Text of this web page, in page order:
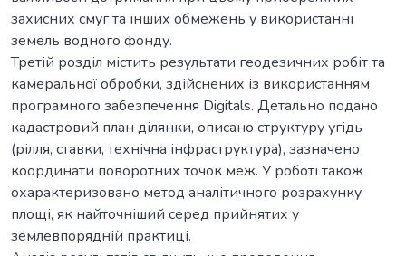
захисних смуг та інших обмежень у використанні
земель водного фонду.
Третій розділ містить результати геодезичних робіт та
камеральної обробки, здійснених із використанням
програмного забезпечення Digitals. Детально подано
кадастровий план ділянки, описано структуру угідь
(рілля, ставки, технічна інфраструктура), зазначено
координати поворотних точок меж. У роботі також
охарактеризовано метод аналітичного розрахунку
площі, як найточніший серед прийнятих у
землевпорядній практиці.